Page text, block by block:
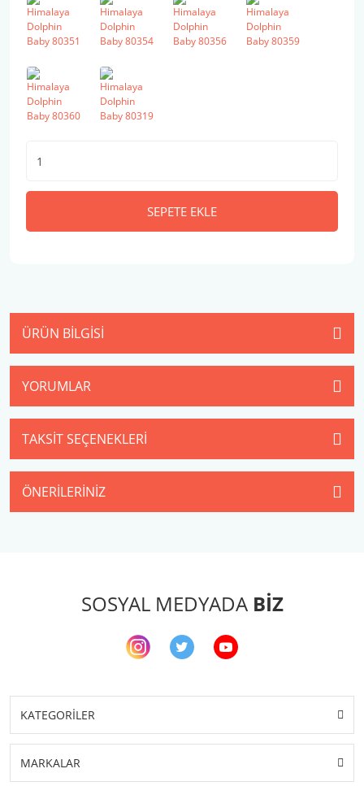
SEPETE EKLE
ÜRÜN BILGISI
YORUMLAR
TAKSIT SEÇENEKLERI
ÖNERILERINIZ
SOSYAL MEDYADA BİZ
KATEGORİLER
MARKALAR